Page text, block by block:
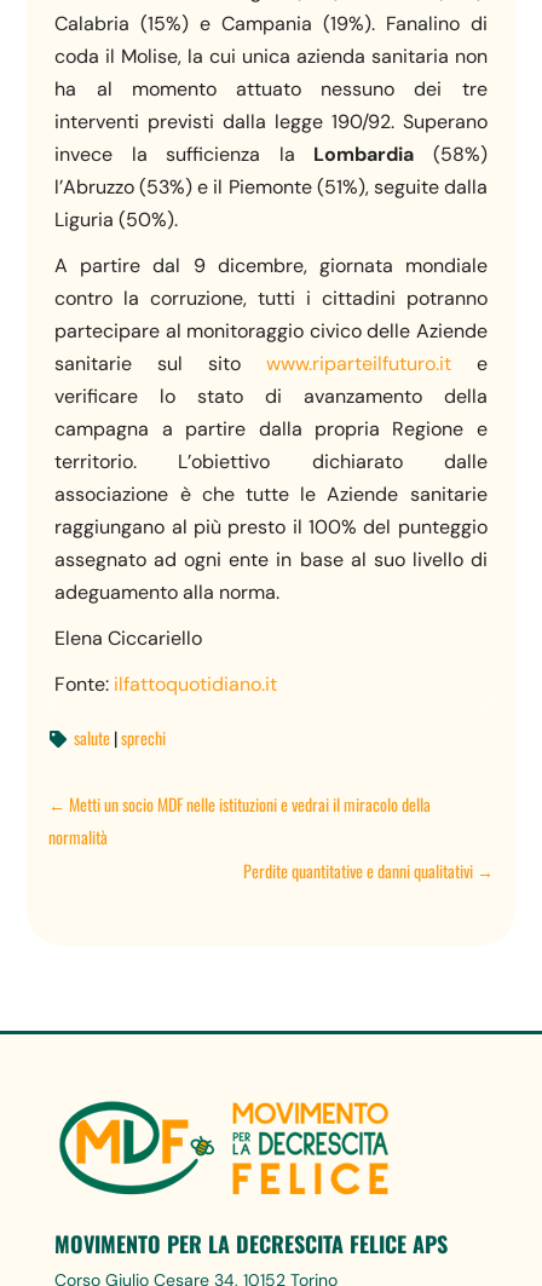
Calabria (15%) e Campania (19%). Fanalino di
coda il Molise, la cui unica azienda sanitaria non
ha al momento attuato nessuno dei tre
interventi previsti dalla legge 190/92. Superano
invece la sufficienza la Lombardia (58%)
l’Abruzzo (53%) e il Piemonte (51%), seguite dalla
Liguria (50%).
A partire dal 9 dicembre, giornata mondiale
contro la corruzione, tutti i cittadini potranno
partecipare al monitoraggio civico delle Aziende
sanitarie sul sito www.riparteilfuturo.ite
verificare lo stato di avanzamento della
campagna a partire dalla propria Regione e
territorio. L’obiettivo dichiarato dalle
associazione è che tutte le Aziende sanitarie
raggiungano al più presto il 100% del punteggio
assegnato ad ogni ente in base al suo livello di
adeguamento alla norma.
Elena Ciccariello
Fonte: ilfattoquotidiano.it
 salute|sprechi
←Metti un socio MDF nelle istituzioni e vedrai il miracolo della
normalità
Perdite quantitative e danni qualitativi→
MOVIMENTO PER LA DECRESCITA FELICE APS
Corso Giulio Cesare 34, 10152 Torino